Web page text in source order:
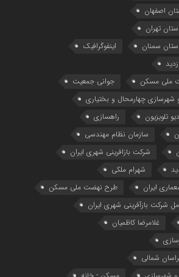
اصفهان
تهران
سمنان
اینفوگرافیک
ملی مسکن
جوانی جمعیت
شهرسازی چهارمحال و بختیاری
تلویزیون
راهسازی
سازمان نظام مهندسی
شرکت بازافرینی شهری ایران
شهرام ملکی
ايران
طرح نهضت ملی مسکن
شرکت بازآفرینی شهری ایران
غلامرضا کاظمیان
شمالی